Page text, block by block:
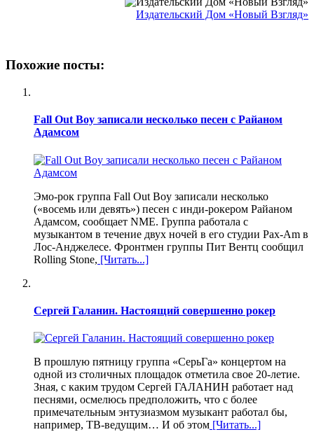
Издательский Дом «Новый Взгляд»
Похожие посты:
Fall Out Boy записали несколько песен с Райаном
Адамсом
Эмо-рок группа Fall Out Boy записали несколько
(«восемь или девять») песен с инди-рокером Райаном
Адамсом, сообщает NME. Группа работала с
музыкантом в течение двух ночей в его студии Pax-Am в
Лос-Анджелесе. Фронтмен группы Пит Вентц сообщил
Rolling Stone, [Читать...]
Сергей Галанин. Настоящий совершенно рокер
В прошлую пятницу группа «СерьГа» концертом на
одной из столичных площадок отметила свое 20-летие.
Зная, с каким трудом Сергей ГАЛАНИН работает над
песнями, осмелюсь предположить, что с более
примечательным энтузиазмом музыкант работал бы,
например, ТВ-ведущим… И об этом [Читать...]